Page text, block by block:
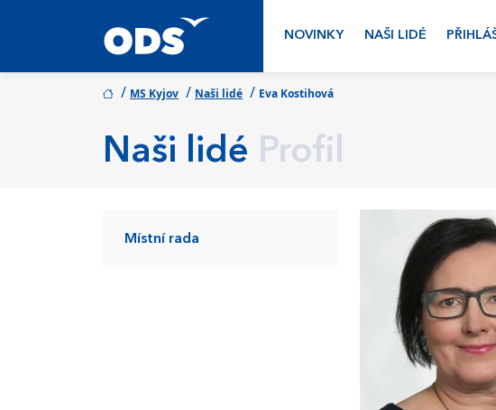
NOVINKY NAŠI LIDÉ
/ MS Kyjov / Naši lidé / Eva Kostihová
Naši lidé Profil
Místní rada